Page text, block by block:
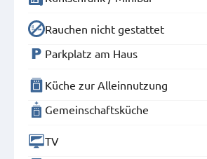
Rauchen nicht gestattet
Parkplatz am Haus
Küche zur Alleinnutzung
Gemeinschaftsküche
TV